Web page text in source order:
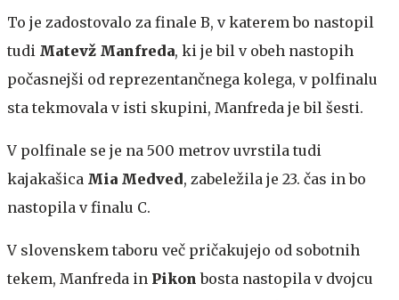
To je zadostovalo za finale B, v katerem bo nastopil
tudi Matevž Manfreda, ki je bil v obeh nastopih
počasnejši od reprezentančnega kolega, v polfinalu
sta tekmovala v isti skupini, Manfreda je bil šesti.
V polfinale se je na 500 metrov uvrstila tudi
kajakašica Mia Medved, zabeležila je 23. čas in bo
nastopila v finalu C.
V slovenskem taboru več pričakujejo od sobotnih
tekem, Manfreda in Pikonbosta nastopila v dvojcu